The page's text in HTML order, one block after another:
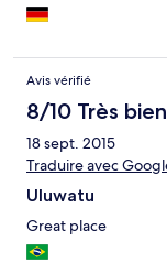
Avis vérifié
8/10 Très bien
18 sept. 2015
Traduire avec
Uluwatu
Great place